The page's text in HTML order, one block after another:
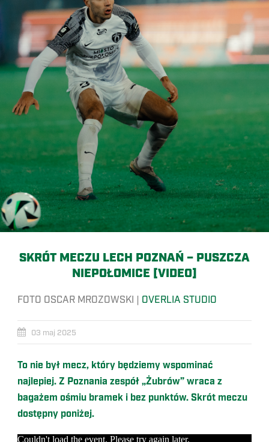
SKRÓT MECZU LECH POZNAŃ – PUSZCZA
NIEPOŁOMICE [VIDEO]
FOTO OSCAR MROZOWSKI | OVERLIA STUDIO
03 maj 2025
To nie był mecz, który będziemy wspominać
najlepiej. Z Poznania zespół „Żubrów” wraca z
bagażem ośmiu bramek i bez punktów. Skrót meczu
dostępny poniżej.